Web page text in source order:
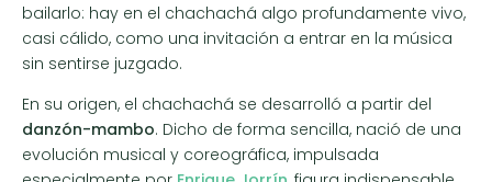
bailarlo: hay en el chachachá algo profundamente vivo,
casi cálido, como una invitación a entrar en la música
sin sentirse juzgado.
En su origen, el chachachá se desarrolló a partir del
danzón-mambo. Dicho de forma sencilla, nació de una
evolución musical y coreográfica, impulsada